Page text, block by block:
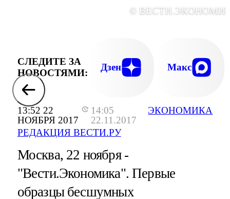
13:52 22
НОЯБРЯ 2017
14:05
22.11.2017
РЕДАКЦИЯ ВЕСТИ.РУ
ЭКОНОМИКА
©
СЛЕДИТЕ ЗА
НОВОСТЯМИ:
Дзен Макс
Москва, 22 ноября -
"Вести.Экономика".Первые
образцы бесшумных